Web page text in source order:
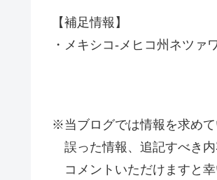
【補足情報】
・メキシコ-メヒコ州ネツァ
※当ブログでは情報を求めて
誤った情報、追記すべき
コメントいただけますと幸